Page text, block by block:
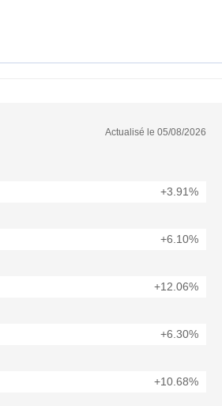
Actualisé le 05/08/2026
+3.91%
+6.10%
+12.06%
+6.30%
+10.68%